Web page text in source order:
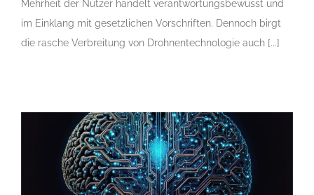
Mehrheit der Nutzer handelt verantwortungsbewusst und
im Einklang mit gesetzlichen Vorschriften. Dennoch birgt
die rasche Verbreitung von Drohnentechnologie auch [...]